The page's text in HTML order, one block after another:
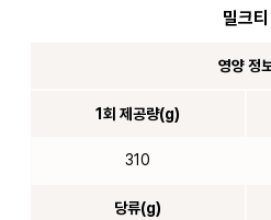
밀크티
영양 정
1회 제공량(g)
310
당류(g)